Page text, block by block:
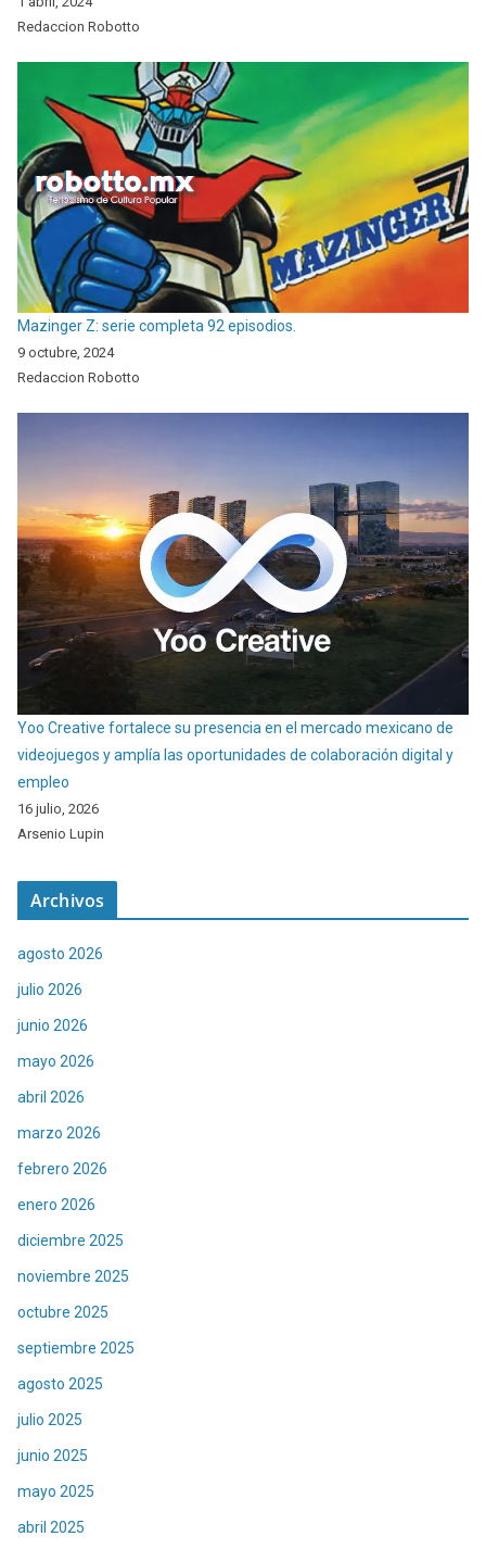
Redaccion Robotto
Mazinger Z: serie completa 92 episodios.
9 octubre, 2024
Redaccion Robotto
Yoo Creative fortalece su presencia en el mercado mexicano de
videojuegos y amplía las oportunidades de colaboración digital y
empleo
16 julio, 2026
Arsenio Lupin
Archivos
agosto 2026
julio 2026
junio 2026
mayo 2026
abril 2026
marzo 2026
febrero 2026
enero 2026
diciembre 2025
noviembre 2025
octubre 2025
septiembre 2025
agosto 2025
julio 2025
junio 2025
mayo 2025
abril 2025